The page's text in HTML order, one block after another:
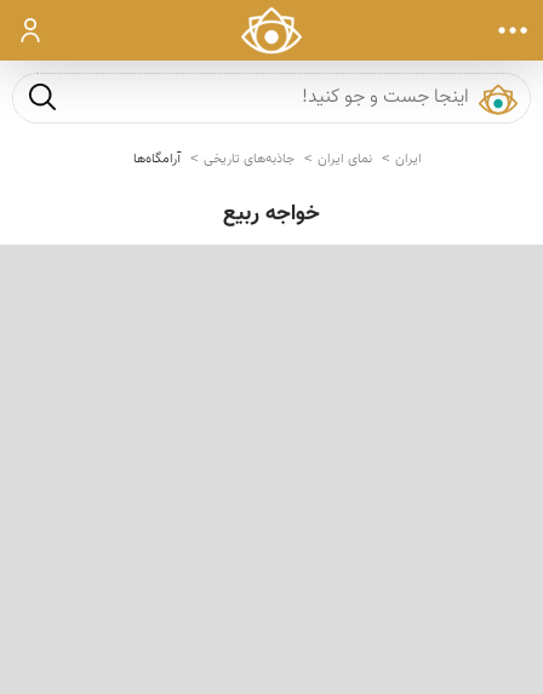
ورود
جست و
ایران نمای ایران جاذبه‌های تاریخی آرامگاه‌ها
خواجه ربیع